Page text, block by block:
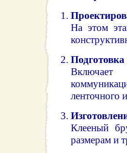
На этом
Подготовка
Включает
ленточного
Клееный
размерам и